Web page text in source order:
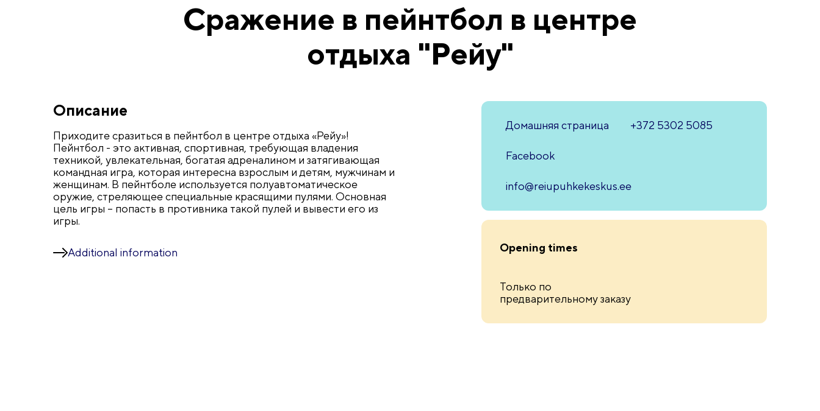
Сражение в пейнтбол в центре
отдыха "Рейу"
Описание
Приходите сразиться в пейнтбол в центре отдыха «Рейу»!
Пейнтбол - это активная, спортивная, требующая владения
техникой, увлекательная, богатая адреналином и затягивающая
командная игра, которая интересна взрослым и детям, мужчинам и
женщинам. В пейнтболе используется полуавтоматическое
оружие, стреляющее специальные красящими пулями. Основная
цель игры – попасть в противника такой пулей и вывести его из
игры.
Additional information
Домашняя страница +372 5302 5085
Facebook
info@reiupuhkekeskus.ee
Opening times
Только по
предварительному заказу